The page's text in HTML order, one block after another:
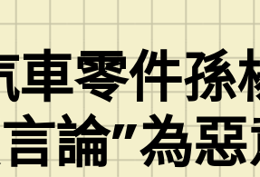
車零件
論”為